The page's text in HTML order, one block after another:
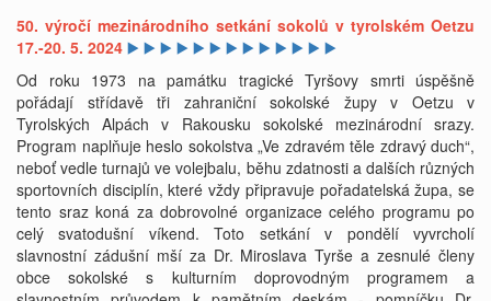
50. výročí mezinárodního setkání sokolů v tyrolském Oetzu
17.-20. 5. 2024 ▶️ ▶️ ▶️ ▶️ ▶️ ▶️ ▶️ ▶️ ▶️ ▶️ ▶️ ▶️ ▶️
Od roku 1973 na památku tragické Tyršovy smrti úspěšně
pořádají střídavě tři zahraniční sokolské župy v Oetzu v
Tyrolských Alpách v Rakousku sokolské mezinárodní srazy.
Program naplňuje heslo sokolstva „Ve zdravém těle zdravý duch“,
neboť vedle turnajů ve volejbalu, běhu zdatnosti a dalších různých
sportovních disciplín, které vždy připravuje pořadatelská župa, se
tento sraz koná za dobrovolné organizace celého programu po
celý svatodušní víkend. Toto setkání v pondělí vyvrcholí
slavnostní zádušní mší za Dr. Miroslava Tyrše a zesnulé členy
obce sokolské s kulturním doprovodným programem a